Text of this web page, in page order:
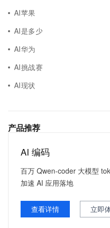
AI苹果
AI是多少
AI华为
AI挑战赛
AI现状
产品推荐
AI 编码
百万 Qwen-coder 大模型
加速 AI 应用落地
查看详情 立即